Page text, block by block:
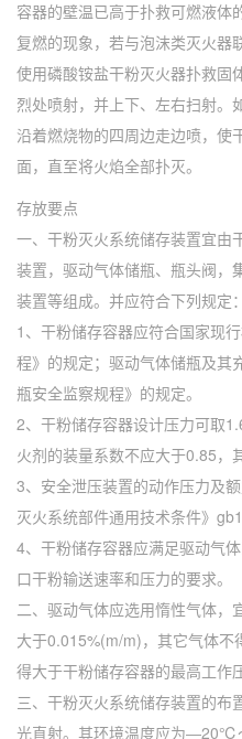
容器的壁温已高于扑救可燃液体
复燃的现象，若与泡沫类灭火器
使用磷酸铵盐干粉灭火器扑救固
烈处喷射，并上下、左右扫射。
沿着燃烧物的四周边走边喷，使
面，直至将火焰全部扑灭。
存放要点
一、干粉灭火系统储存装置宜由
装置，驱动气体储瓶、瓶头阀，
装置等组成。并应符合下列规定：
1、干粉储存容器应符合国家现
程》的规定；驱动气体储瓶及其
瓶安全监察规程》的规定。
2、干粉储存容器设计压力可取
火剂的装量系数不应大于0.85，
3、安全泄压装置的动作压力及
灭火系统部件通用技术条件》
4、干粉储存容器应满足驱动气
口干粉输送速率和压力的要求。
二、驱动气体应选用惰性气体，
大于0.015%(m/m)，其它气体
得大于干粉储存容器的最高工作
三、干粉灭火系统储存装置的布
光直射。其环境温度应为―20℃